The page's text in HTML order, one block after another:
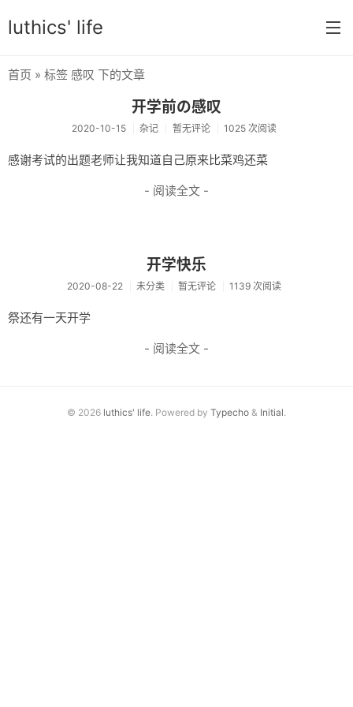
luthics' life
分类
学习
编程
OI
数学
未分类
首页 » 标签 感叹 下的文章
开学前の感叹
2020-10-15 杂记 暂无评论 1025 次阅读
感谢考试的出题老师让我知道自己原来比菜鸡还菜
- 阅读全文 -
开学快乐
2020-08-22 未分类 暂无评论 1139 次阅读
祭还有一天开学
- 阅读全文 -
© 2026 luthics' life. Powered by Typecho & Initial.